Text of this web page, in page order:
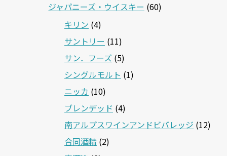
ジャパニーズ・ウイスキー (60)
キリン (4)
サントリー (11)
サン．フーズ (5)
シングルモルト (1)
ニッカ (10)
ブレンデッド (4)
南アルプスワインアンドビバレッジ (12)
合同酒精 (2)